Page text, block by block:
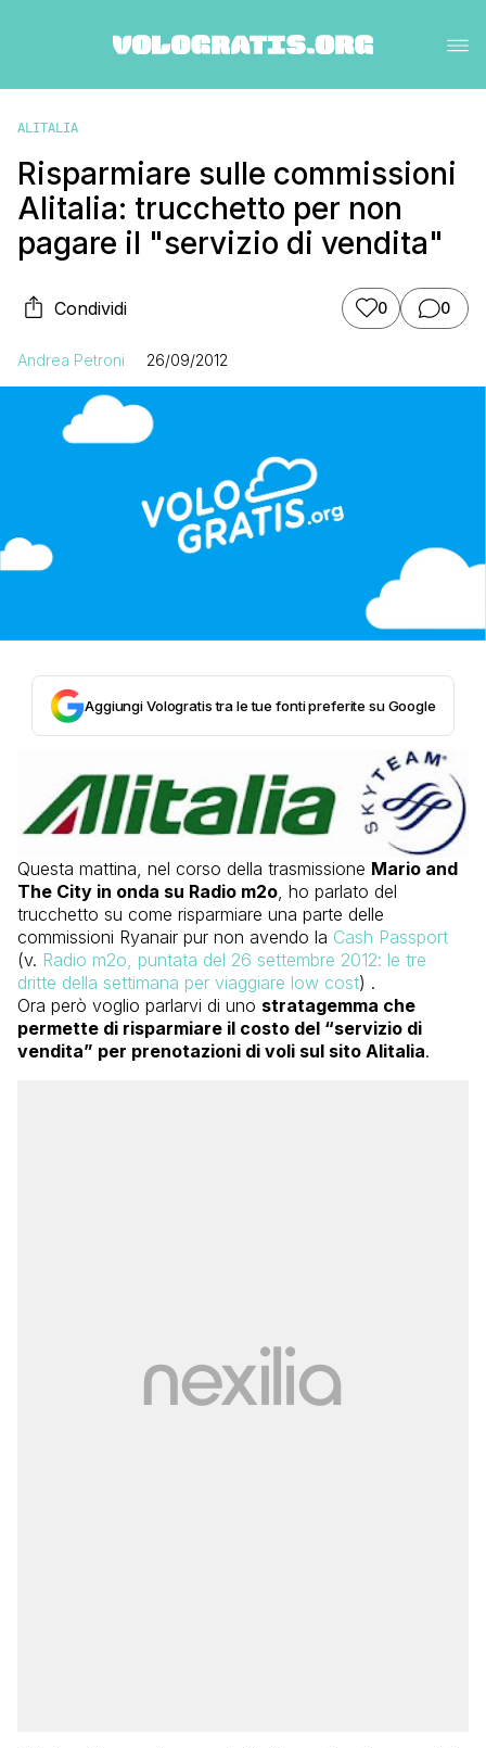
ALITALIA
Risparmiare sulle commissioni
Alitalia: trucchetto per non
pagare il "servizio di vendita"
Condividi 0 0
Andrea Petroni 26/09/2012
Aggiungi Vologratis tra le tue fonti preferite su Google
Questa mattina, nel corso della trasmissione Mario and
The City in onda su Radio m2o, ho parlato del
trucchetto su come risparmiare una parte delle
commissioni Ryanair pur non avendo la Cash Passport
(v. Radio m2o, puntata del 26 settembre 2012: le tre
dritte della settimana per viaggiare low cost) .
Ora però voglio parlarvi di uno stratagemma che
permette di risparmiare il costo del “servizio di
vendita” per prenotazioni di voli sul sito Alitalia.